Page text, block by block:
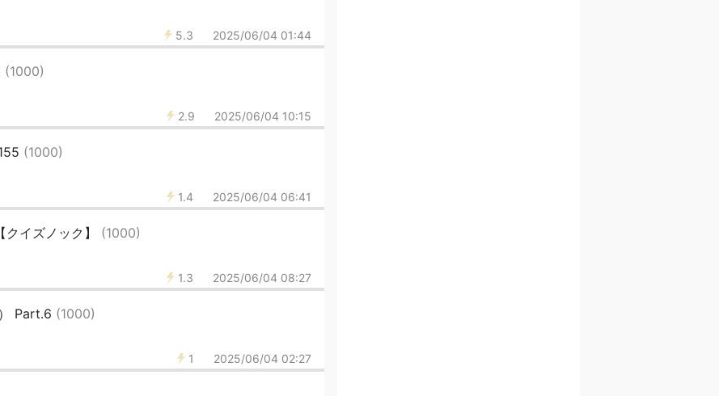
5.3 2025/06/04 01:44
(1000)
2.9 2025/06/04 10:15
(1000)
1.4 2025/06/04 06:41
イズノック】 (1000)
1.3 2025/06/04 08:27
Part.6 (1000)
1 2025/06/04 02:27